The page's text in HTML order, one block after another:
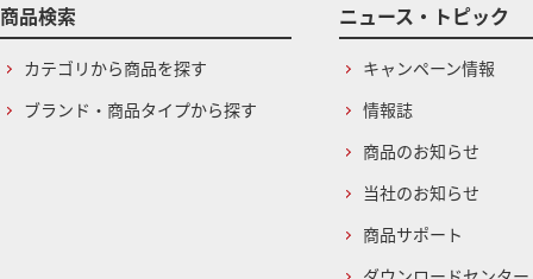
商品検索
カテゴリから商品を探す
ブランド・商品タイプから探す
ニュース・トピック
キャンペーン情報
情報誌
商品のお知らせ
当社のお知らせ
商品サポート